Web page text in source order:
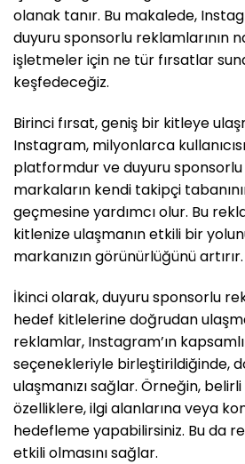
olanak tanır. Bu makalede,
duyuru sponsorlu reklamlarının
işletmeler için ne tür fırsatlar
keşfedeceğiz.
Birinci fırsat, geniş bir kitleye
Instagram, milyonlarca
platformdur ve duyuru sponsorlu
markaların kendi takipçi
geçmesine yardımcı olur. Bu
kitlenize ulaşmanın etkili bir
markanızın görünürlüğünü artırır.
İkinci olarak, duyuru sponsorlu
hedef kitlelerine doğrudan
reklamlar, Instagram’ın
seçenekleriyle birleştirildiğinde,
ulaşmanızı sağlar. Örneğin,
özelliklere, ilgi alanlarına veya
hedefleme yapabilirsiniz. Bu da
etkili olmasını sağlar.